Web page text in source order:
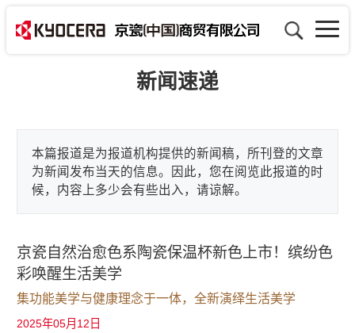
新闻速递
本篇报道是为报道机构提供的新闻稿，所刊登的文章
为新闻发布当天的信息。因此，您在阅览此报道的时
候，内容上多少会有些出入，请谅解。
京瓷自然治愈色系陶瓷保温杯新色上市！缤纷色
彩唤醒生活美学
集功能美学与健康理念于一体， 全新演绎生活美学
2025年05月12日